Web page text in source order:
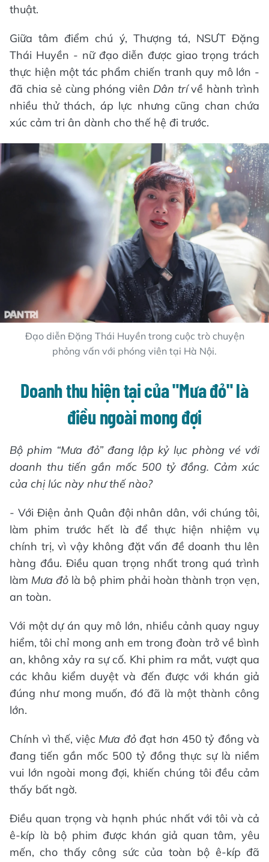
thuật.
Giữa tâm điểm chú ý, Thượng tá, NSƯT Đặng
Thái Huyền - nữ đạo diễn được giao trọng trách
thực hiện một tác phẩm chiến tranh quy mô lớn -
đã chia sẻ cùng phóng viên Dân trívề hành trình
nhiều thử thách, áp lực nhưng cũng chan chứa
xúc cảm tri ân dành cho thế hệ đi trước.
Đạo diễn Đặng Thái Huyền trong cuộc trò chuyện
phỏng vấn với phóng viên tại Hà Nội.
Doanh thu hiện tại của "Mưa đỏ" là
điều ngoài mong đợi
Bộ phim “Mưa đỏ” đang lập kỷ lục phòng vé với
doanh thu tiến gần mốc 500 tỷ đồng. Cảm xúc
của chị lúc này như thế nào?
- Với Điện ảnh Quân đội nhân dân, với chúng tôi,
làm phim trước hết là để thực hiện nhiệm vụ
chính trị, vì vậy không đặt vấn đề doanh thu lên
hàng đầu. Điều quan trọng nhất trong quá trình
làm Mưa đỏ là bộ phim phải hoàn thành trọn vẹn,
an toàn.
Với một dự án quy mô lớn, nhiều cảnh quay nguy
hiểm, tôi chỉ mong anh em trong đoàn trở về bình
an, không xảy ra sự cố. Khi phim ra mắt, vượt qua
các khâu kiểm duyệt và đến được với khán giả
đúng như mong muốn, đó đã là một thành công
lớn.
Chính vì thế, việc Mưa đỏđạt hơn 450 tỷ đồng và
đang tiến gần mốc 500 tỷ đồng thực sự là niềm
vui lớn ngoài mong đợi, khiến chúng tôi đều cảm
thấy bất ngờ.
Điều quan trọng và hạnh phúc nhất với tôi và cả
ê-kíp là bộ phim được khán giả quan tâm, yêu
mến, cho thấy công sức của toàn bộ ê-kíp đã